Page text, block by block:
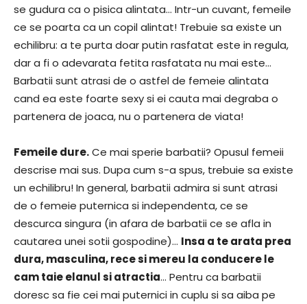
se gudura ca o pisica alintata… Intr-un cuvant, femeile
ce se poarta ca un copil alintat! Trebuie sa existe un
echilibru: a te purta doar putin rasfatat este in regula,
dar a fi o adevarata fetita rasfatata nu mai este…
Barbatii sunt atrasi de o astfel de femeie alintata
cand ea este foarte sexy si ei cauta mai degraba o
partenera de joaca, nu o partenera de viata!
Femeile dure.Ce mai sperie barbatii? Opusul femeii
descrise mai sus. Dupa cum s-a spus, trebuie sa existe
un echilibru! In general, barbatii admira si sunt atrasi
de o femeie puternica si independenta, ce se
descurca singura (in afara de barbatii ce se afla in
cautarea unei sotii gospodine)… Insa a te arata prea
dura, masculina, rece si mereu la conducere le
cam taie elanul si atractia… Pentru ca barbatii
doresc sa fie cei mai puternici in cuplu si sa aiba pe